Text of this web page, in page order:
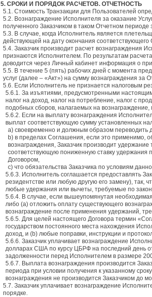
5. СРОКИ И ПОРЯДОК РАСЧЕТОВ. ОТЧЕТНОСТЬ
5.1. Стоимость Транзакции для Пользователей
5.2. Вознаграждение Исполнителя за оказание
полученного Заказчиком в таком Отчетном
5.3. В случае, когда Исполнитель является
действующей на дату окончания соответствующего
5.4. Заказчик производит расчет вознаграждения
признаются Исполнителем. По результатам
доводится через Личный кабинет информация о
5.5. В течение 5 (пять) рабочих дней с момента
услуг (далее – «Акт») на сумму вознаграждения за
5.6. Если Исполнитель не признается налоговым
5.6.1. За изъятиями, предусмотренными
налог на доход, налог на потребление, налог с
подобных сборов, налагаемых на
5.6.2. Если на выплату вознаграждения
выплат соответствующую сумму установленных
а) своевременно и должным образом переводить
b) в пределах Соглашения, если это применимо,
вознаграждения, Заказчик производит
соответствующую пониженную ставку удержания
Договором,
c) что обязательства Заказчика по условиям
5.6.3. Исполнитель соглашается предоставлять
резидентстве или любую другую его замену), так,
любые удержания или вычеты, требуемые по
5.6.4. В случае, если вышеупомянутая
либо (а) отложить оплату существующего
вознаграждение после применения удержаний,
5.6.5. Для целей настоящего Договора термин
государством постоянного места нахождения
доход, и (b) любые поправки, инструкции и
5.6.6. Заказчик уплачивает вознаграждение
долларах США по курсу ЦБРФ на последний день
задолженности перед Исполнителем в размере
5.6.7. Выплата вознаграждения производится
периода при условии получения к указанному
вознаграждения не производится Заказчиком до
5.7. Заказчик уплачивает вознаграждение
порядке.